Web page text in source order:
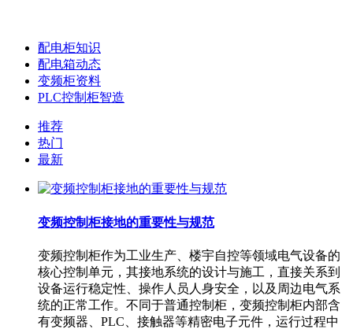
配电柜知识
配电箱动态
变频柜资料
PLC控制柜智造
推荐
热门
最新
变频控制柜接地的重要性与规范
变频控制柜作为工业生产、楼宇自控等领域电气设备的
核心控制单元，其接地系统的设计与施工，直接关系到
设备运行稳定性、操作人员人身安全，以及周边电气系
统的正常工作。不同于普通控制柜，变频控制柜内部含
有变频器、PLC、接触器等精密电子元件，运行过程中